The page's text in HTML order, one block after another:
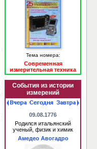
Тема номера:
Современная
измерительная техника
События из истории
измерений
09.08.1776
Родился итальянский
ученый, физик и химик
Амедео Авогадро